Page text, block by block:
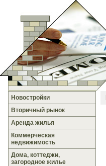
Новостройки
Вторичный рынок
Аренда жилья
Коммерческая
недвижимость
Дома, коттеджи,
загородное жилье